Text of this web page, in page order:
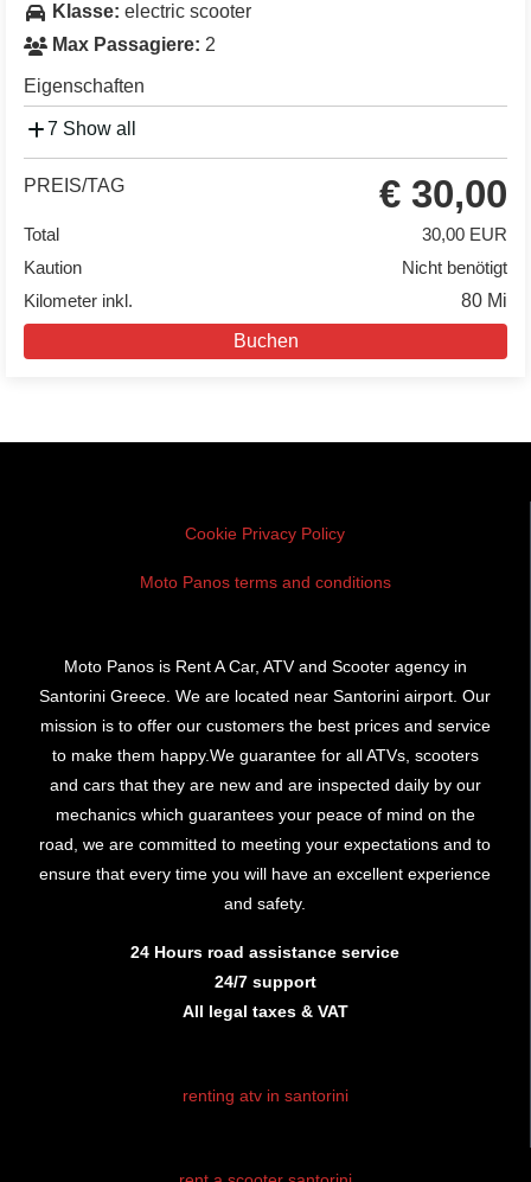
Klasse: electric scooter
Max Passagiere: 2
Eigenschaften
7 Show all
PREIS/TAG € 30,00
Total
30,00 EUR
Kaution
Nicht benötigt
Kilometer inkl.
80 Mi
Buchen
Cookie Privacy Policy
Moto Panos terms and conditions
Moto Panos is Rent A Car, ATV and Scooter agency in
Santorini Greece. We are located near Santorini airport. Our
mission is to offer our customers the best prices and service
to make them happy.We guarantee for all ATVs, scooters
and cars that they are new and are inspected daily by our
mechanics which guarantees your peace of mind on the
road, we are committed to meeting your expectations and to
ensure that every time you will have an excellent experience
and safety.
24 Hours road assistance service
24/7 support
All legal taxes & VAT
renting atv in santorini